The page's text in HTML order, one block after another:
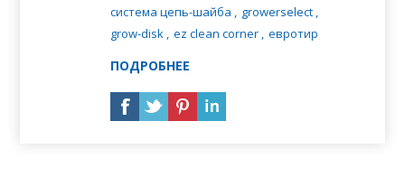
система цепь-шайба , growerselect ,
grow-disk , ez clean corner , eвротир
ПОДРОБНЕЕ